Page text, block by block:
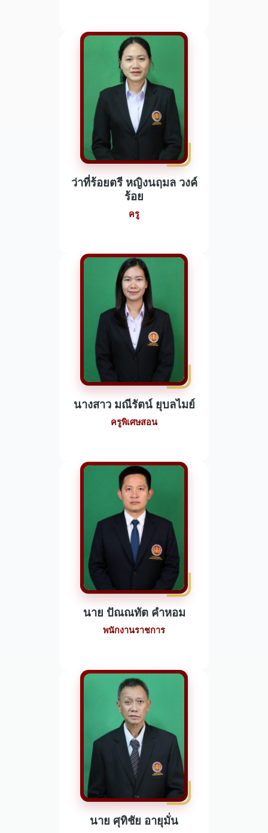
ว่าที่ร้อยตรี หญิงนฤมล วงค์
ร้อย
ครู
นางสาว มณีรัตน์ ยุบลไมย์
ครูพิเศษสอน
นาย ปัณณทัต คำหอม
พนักงานราชการ
นาย ศุทิชัย อายุมั่น